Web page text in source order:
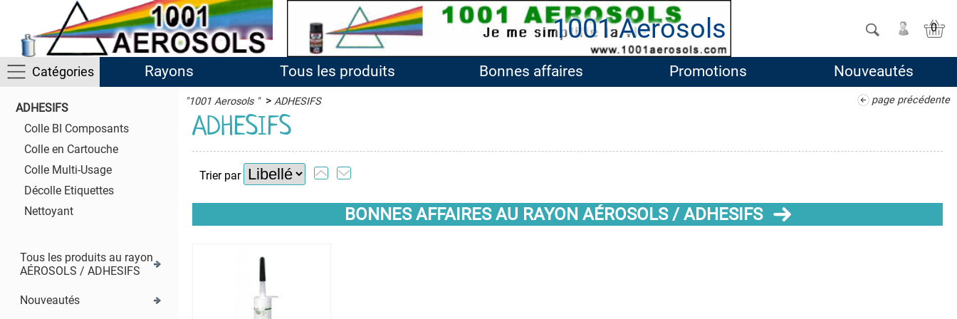
1001 Aerosols 0
Catégories Rayons Tous les produits Bonnes affaires Promotions Nouveautés
ADHESIFS
Colle BI Composants
Colle en Cartouche
Colle Multi-Usage
Décolle Etiquettes
Nettoyant
Tous les produits au rayon
AÉROSOLS / ADHESIFS
Nouveautés
"1001 Aerosols "> ADHESIFS page précédente
ADHESIFS
Trier par
BONNES AFFAIRES AU RAYON AÉROSOLS / ADHESIFS
ACTIVITES
ADHESIFS
Colle
Composants
Colle
Colle
Usage